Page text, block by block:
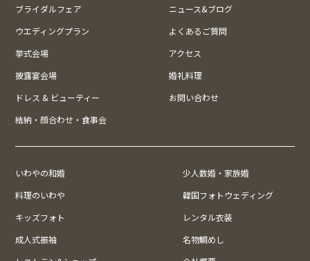
ブライダルフェア
ニュース&ブログ
ウエディングプラン
よくあるご質問
挙式会場
アクセス
披露宴会場
婚礼料理
ドレス & ビューティー
お問い合わせ
結納・顔合わせ・食事会
いわやの和婚
少人数婚・家族婚
料理のいわや
韓国フォトウェディング
キッズフォト
レンタル衣装
成人式振袖
名物鯛めし